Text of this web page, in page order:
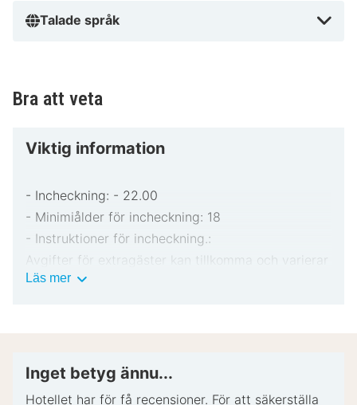
Talade språk
Bra att veta
Viktig information
- Incheckning: - 22.00
- Minimiålder för incheckning: 18
- Instruktioner för incheckning.:
Avgifter för extragäster kan tillkomma och varierar
i enlighet med boendets policy.
Särskilda önskemål erbjuds i mån av tillgång vid
incheckning och kan medföra ytterligare avgifter.
Läs merViktig
Inget betyg ännu...
Hotellet har för få recensioner. För att säkerställa